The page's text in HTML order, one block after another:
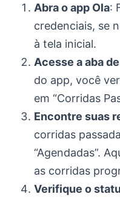
Abra o app Ola:
credenciais, se
à tela inicial.
Acesse a aba
do app, você
em “Corridas
Encontre suas
corridas
“Agendadas”.
as corridas
Verifique o